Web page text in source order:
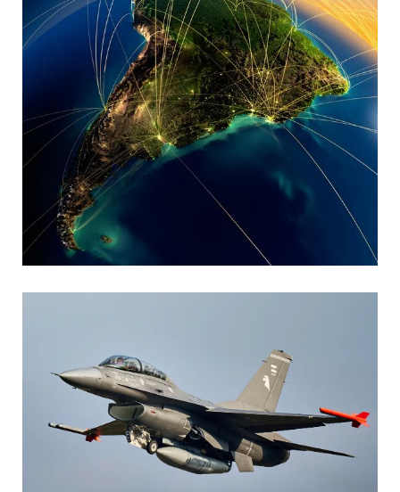
MARIA SONZINI
Aviación Comercial
Aviación General
AGUSTIN BOFFI
Aviación Militar, Fuerza Aérea Argentina